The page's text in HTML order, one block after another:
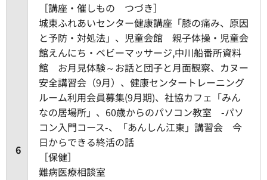
6
［講座・催しもの つづき］
城東ふれあいセンター健康講座「膝の痛み、原因
と予防・対処法」、児童会館 親子体操・児童会
館えんにち・ベビーマッサージ,中川船番所資料
館 お月見体験～お話と団子と月面観察、カヌー
安全講習会（9月）、健康センタートレーニング
ルーム利用会員募集(9月期)、社協カフェ「みん
なの居場所」、60歳からのパソコン教室 -パソ
コン入門コース-、「あんしん江東」講習会 今
日からできる終活の話
［保健］
難病医療相談室